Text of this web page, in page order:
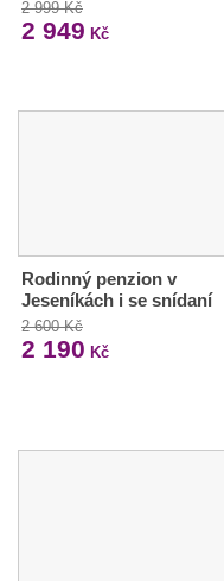
2 999 Kč
2 949 Kč
Rodinný penzion v
Jeseníkách i se snídaní
2 600 Kč
2 190 Kč